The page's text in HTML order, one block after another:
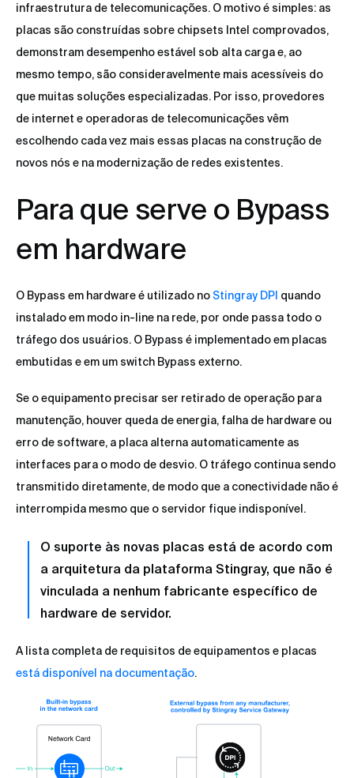
infraestrutura de telecomunicações. O motivo é simples: as
placas são construídas sobre chipsets Intel comprovados,
demonstram desempenho estável sob alta carga e, ao
mesmo tempo, são consideravelmente mais acessíveis do
que muitas soluções especializadas. Por isso, provedores
de internet e operadoras de telecomunicações vêm
escolhendo cada vez mais essas placas na construção de
novos nós e na modernização de redes existentes.
Para que serve o Bypass
em hardware
O Bypass em hardware é utilizado noStingray DPI quando
instalado em modo in-line na rede, por onde passa todo o
tráfego dos usuários. O Bypass é implementado em placas
embutidas e em um switch Bypass externo.
Se o equipamento precisar ser retirado de operação para
manutenção, houver queda de energia, falha de hardware ou
erro de software, a placa alterna automaticamente as
interfaces para o modo de desvio. O tráfego continua sendo
transmitido diretamente, de modo que a conectividade não é
interrompida mesmo que o servidor fique indisponível.
O suporte às novas placas está de acordo com
a arquitetura da plataforma Stingray, que não é
vinculada a nenhum fabricante específico de
hardware de servidor.
A lista completa de requisitos de equipamentos e placas
está disponível na documentação.